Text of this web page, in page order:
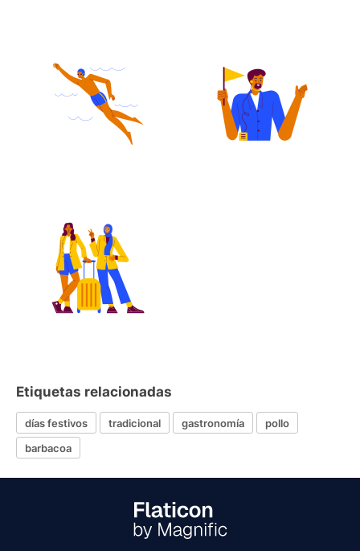
Etiquetas relacionadas
días festivos tradicional gastronomía
pollo
barbacoa